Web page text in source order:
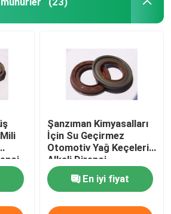
Şanzıman Kimyasalları
İçin Su Geçirmez
Otomotiv Yağ Keçeleri /
Alkali Direnci
En iyi fiyat